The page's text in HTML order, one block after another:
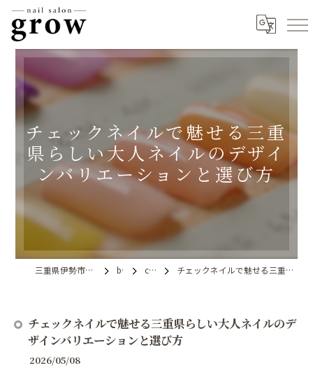
チェックネイルで魅せる三重
県らしい大人ネイルのデザイ
ンバリエーションと選び方
三重県伊勢市のネイルならnail salon grow blog column チェックネイルで魅せる三重県らしい大人ネイルのデザインバリエーションと選び方
チェックネイルで魅せる三重県らしい大人ネイルのデ
ザインバリエーションと選び方
2026/05/08